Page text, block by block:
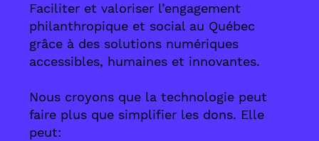
Faciliter et valoriser l’engagement
philanthropique et social au Québec
grâce à des solutions numériques
accessibles, humaines et innovantes.
Nous croyons que la technologie peut
faire plus que simplifier les dons. Elle
peut: